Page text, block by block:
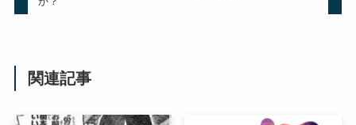
関連記事